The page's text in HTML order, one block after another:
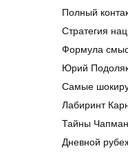
Полный
Стратегия
Формула
Юрий
Самые
Лабиринт
Тайны Чапман
Дневной